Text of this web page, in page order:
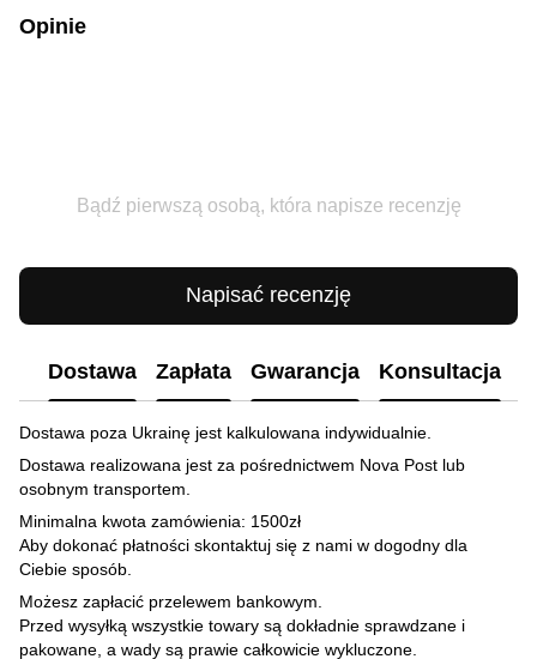
Opinie
Bądź pierwszą osobą, która napisze recenzję
Napisać recenzję
Dostawa Zapłata Gwarancja Konsultacja
Dostawa poza Ukrainę jest kalkulowana indywidualnie.
Dostawa realizowana jest za pośrednictwem Nova Post lub
osobnym transportem.
Minimalna kwota zamówienia: 1500zł
Aby dokonać płatności skontaktuj się z nami w dogodny dla
Ciebie sposób.
Możesz zapłacić przelewem bankowym.
Przed wysyłką wszystkie towary są dokładnie sprawdzane i
pakowane, a wady są prawie całkowicie wykluczone.